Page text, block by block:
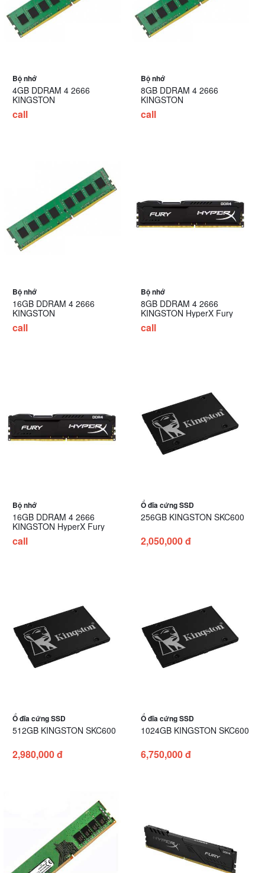
Bộ nhớ
4GB DDRAM 4 2666
KINGSTON
call
Bộ nhớ
8GB DDRAM 4 2666
KINGSTON
call
Bộ nhớ
16GB DDRAM 4 2666
KINGSTON
call
Bộ nhớ
8GB DDRAM 4 2666
KINGSTON HyperX Fury
call
Bộ nhớ
16GB DDRAM 4 2666
KINGSTON HyperX Fury
call
Ổ đĩa cứng SSD
256GB KINGSTON SKC600
2,050,000 đ
Ổ đĩa cứng SSD
512GB KINGSTON SKC600
2,980,000 đ
Ổ đĩa cứng SSD
1024GB KINGSTON SKC600
6,750,000 đ